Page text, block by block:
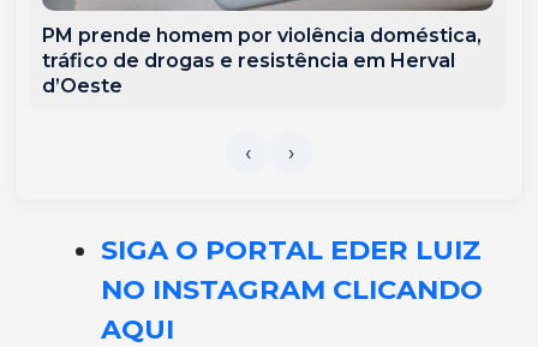
PM prende homem por violência doméstica,
tráfico de drogas e resistência em Herval
d’Oeste
SIGA O PORTAL EDER LUIZ
NO INSTAGRAM CLICANDO
AQUI